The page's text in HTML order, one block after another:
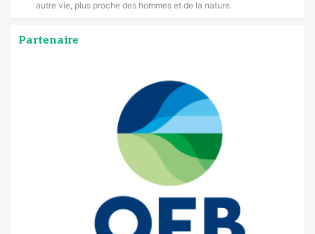
autre vie, plus proche des hommes et de la nature.
Partenaire